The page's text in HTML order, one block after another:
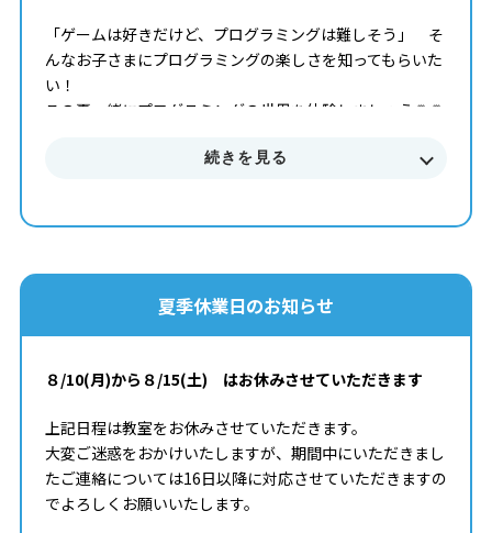
「ゲームは好きだけど、プログラミングは難しそう」 そ
んなお子さまにプログラミングの楽しさを知ってもらいた
い！
この夏一緒にプログラミングの世界を体験しましょう🌻🌻
続きを見る
夏季休業日のお知らせ
８/10(月)から８/15(土) はお休みさせていただきます
上記日程は教室をお休みさせていただきます。
大変ご迷惑をおかけいたしますが、期間中にいただきまし
たご連絡については16日以降に対応させていただきますの
でよろしくお願いいたします。